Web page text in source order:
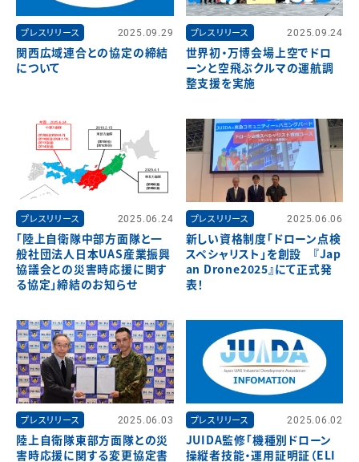
プレスリリース 2025.09.29
関西広域連合との協定の締結
について
プレスリリース 2025.09.24
世界初・万博会場上空でドロ
ーンと空飛ぶクルマの運航調
整支援を実施
プレスリリース 2025.06.24
「陸上自衛隊中部方面隊と一
般社団法人日本UAS産業振興
協議会との災害時応援に関す
る協定」締結のお知らせ
プレスリリース 2025.06.06
新しい資格制度「ドローン点検
スペシャリスト」を創設 『Jap
an Drone2025』にて正式発
表！
プレスリリース 2025.06.03
陸上自衛隊東部方面隊との災
害時応援に関する変更協定書
プレスリリース 2025.06.02
JUIDA監修「機種別ドローン
操縦者技能・運用証明証（ELI